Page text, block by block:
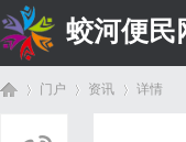
蛟河便民
门户 资讯 详情